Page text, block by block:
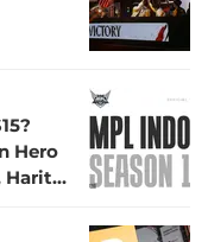
Hero
Harith,